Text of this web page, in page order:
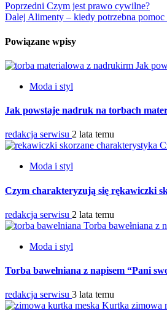
Poprzedni Czym jest prawo cywilne?
Dalej Alimenty – kiedy potrzebna pomoc
Powiązane wpisy
Jak
Moda i styl
Jak powstaje nadruk na torbach
redakcja serwisu 2 lata temu
Moda i styl
Czym charakteryzują się rękawiczki
redakcja serwisu 2 lata temu
Torba bawełniana z
Moda i styl
Torba bawełniana z napisem “Pani
redakcja serwisu 3 lata temu
Kurtka zimowa